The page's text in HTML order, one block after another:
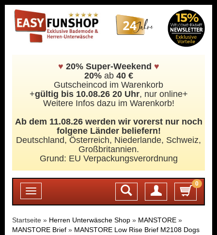
♥ 20% Super-Weekend ♥
20%ab 40 €
Gutscheincod im Warenkorb
+gültig bis 10.08.26 20 Uhr, nur online+
Weitere Infos dazu im Warenkorb!
Ab dem 11.08.26 werden wir vorerst nur noch
folgene Länder beliefern!
Deutschland, Österreich, Niederlande, Schweiz,
Großbritannien.
Grund: EU Verpackungsverordnung
Toggle
navigation
0
Login
Startseite » Herren Unterwäsche Shop » MANSTORE »
MANSTORE Brief » MANSTORE Low Rise Brief M2108 Dogs